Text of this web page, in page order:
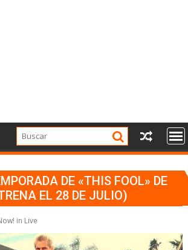
DE «THIS FOOL» DE
EL 28 DE JULIO)
in Live